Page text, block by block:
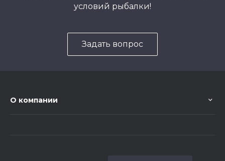
условий рыбалки!
Задать вопрос
О компании